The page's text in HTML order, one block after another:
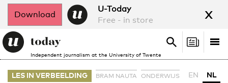
Download
U-Today
Free - in store
x
Independent journalism at the University of Twente
Search
Search
EN NL
LES IN VERBEELDING BRAM NAUTA ONDERWIJS